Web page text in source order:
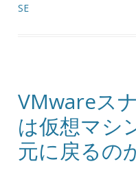
SE
VMwareス
は仮想マシ
元に戻るの